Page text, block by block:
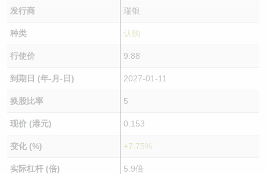
发行商 瑞银
种类 认购
行使价 9.88
到期日 (年-月-日) 2027-01-11
换股比率 5
现价 (港元) 0.153
变化 (%) +7.75%
实际杠杆 (倍) 5.9倍
牛熊证文件及公告 (瑞信)
收市竞价变化